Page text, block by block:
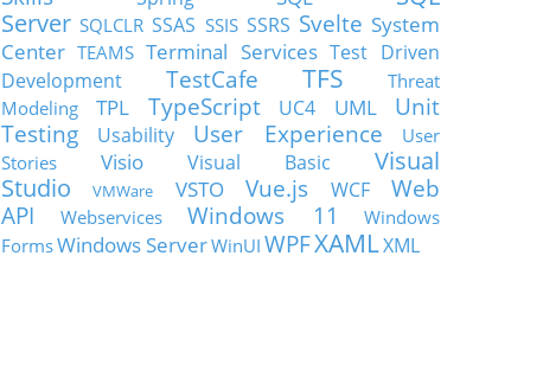
Server SQLCLR SSAS SSIS SSRS Svelte System
Center TEAMS Terminal Services Test Driven
Development
TestCafe TFS
Threat
Modeling
TPL TypeScript UC4 UML
Unit
Testing
Usability User Experience
User
Stories
Visio Visual Basic
Visual
Studio
VMWare VSTO Vue.js WCF
Web
API
Webservices Windows 11
Windows
FormsWindows ServerWinUI WPFXAMLXML